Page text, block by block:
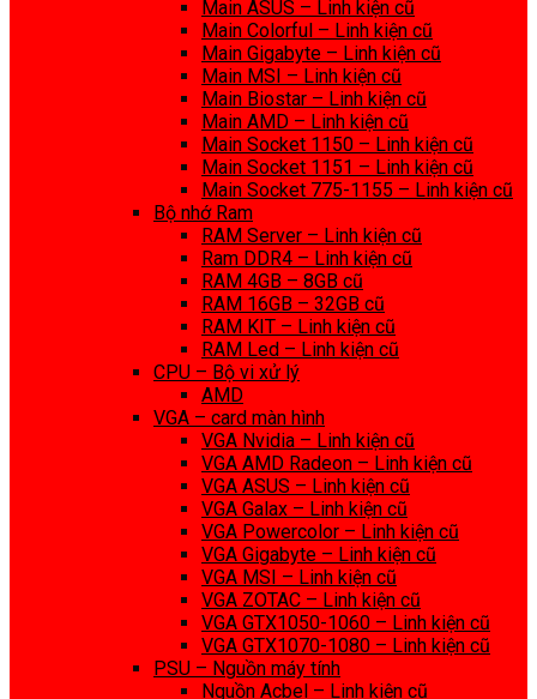
Main ASUS – Linh kiện cũ
Main Colorful – Linh kiện cũ
Main Gigabyte – Linh kiện cũ
Main MSI – Linh kiện cũ
Main Biostar – Linh kiện cũ
Main AMD – Linh kiện cũ
Main Socket 1150 – Linh kiện cũ
Main Socket 1151 – Linh kiện cũ
Main Socket 775-1155 – Linh kiện cũ
Bộ nhớ Ram
RAM Server – Linh kiện cũ
Ram DDR4 – Linh kiện cũ
RAM 4GB – 8GB cũ
RAM 16GB – 32GB cũ
RAM KIT – Linh kiện cũ
RAM Led – Linh kiện cũ
CPU – Bộ vi xử lý
AMD
VGA – card màn hình
VGA Nvidia – Linh kiện cũ
VGA AMD Radeon – Linh kiện cũ
VGA ASUS – Linh kiện cũ
VGA Galax – Linh kiện cũ
VGA Powercolor – Linh kiện cũ
VGA Gigabyte – Linh kiện cũ
VGA MSI – Linh kiện cũ
VGA ZOTAC – Linh kiện cũ
VGA GTX1050-1060 – Linh kiện cũ
VGA GTX1070-1080 – Linh kiện cũ
PSU – Nguồn máy tính
Nguồn Acbel – Linh kiện cũ